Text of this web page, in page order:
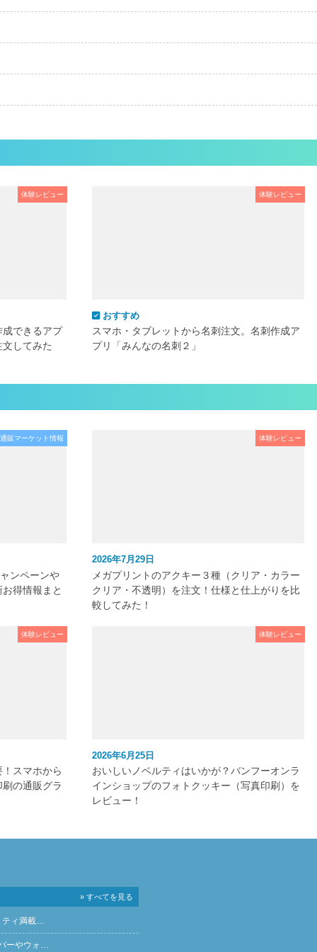
体験レビュー
できるアプ
してみた
体験レビュー
おすすめ
スマホ・タブレットから名刺注文。名刺作成ア
プリ「みんなの名刺２」
販マーケット情報
ンペーンや
得情報まと
体験レビュー
2026年7月29日
メガプリントのアクキー３種（クリア・カラー
クリア・不透明）を注文！仕様と仕上がりを比
較してみた！
体験レビュー
スマホから
の通販グラ
体験レビュー
2026年6月25日
おいしいノベルティはいかが？バンフーオンラ
インショップのフォトクッキー（写真印刷）を
レビュー！
» すべてを見る
ティ満載…
ーやウォ…